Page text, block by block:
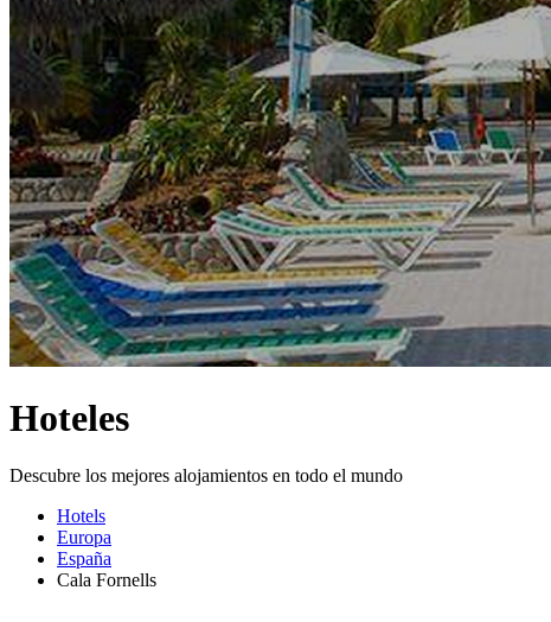
Hoteles
Descubre los mejores alojamientos en todo el mundo
Hotels
Europa
España
Cala Fornells